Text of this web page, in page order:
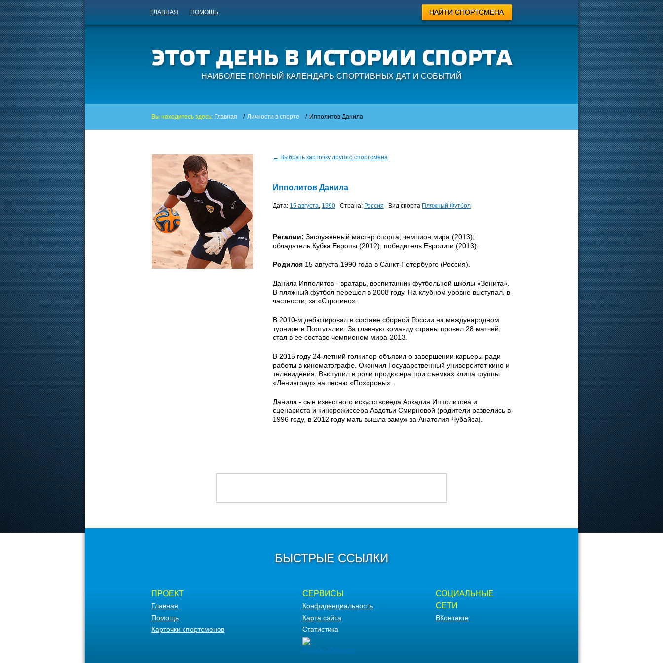
ГЛАВНАЯ ПОМОЩЬ
НАИБОЛЕЕ ПОЛНЫЙ КАЛЕНДАРЬ СПОРТИВНЫХ ДАТ И СОБЫТИЙ
Вы находитесь здесь: Главная / Личности в спорте / Ипполитов Данила
← Выбрать карточку другого спортсмена
Ипполитов Данила
Дата: 15 августа, 1990 Страна: Россия Вид спорта Пляжный Футбол
Регалии: Заслуженный мастер спорта; чемпион мира (2013);
обладатель Кубка Европы (2012); победитель Евролиги (2013).
Родился 15 августа 1990 года в Санкт-Петербурге (Россия).
Данила Ипполитов - вратарь, воспитанник футбольной школы «Зенита».
В пляжный футбол перешел в 2008 году. На клубном уровне выступал, в
частности, за «Строгино».
В 2010-м дебютировал в составе сборной России на международном
турнире в Португалии. За главную команду страны провел 28 матчей,
стал в ее составе чемпионом мира-2013.
В 2015 году 24-летний голкипер объявил о завершении карьеры ради
работы в кинематографе. Окончил Государственный университет кино и
телевидения. Выступил в роли продюсера при съемках клипа группы
«Ленинград» на песню «Похороны».
Данила - сын известного искусствоведа Аркадия Ипполитова и
сценариста и кинорежиссера Авдотьи Смирновой (родители развелись в
1996 году, в 2012 году мать вышла замуж за Анатолия Чубайса).
БЫСТРЫЕ ССЫЛКИ
ПРОЕКТ
Главная
Помощь
Карточки спортсменов
СЕРВИСЫ
Конфиденциальность
Карта сайта
Статистика
СОЦИАЛЬНЫЕ
СЕТИ
ВКонтакте